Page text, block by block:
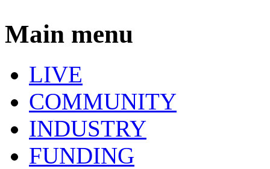
Main menu
LIVE
COMMUNITY
INDUSTRY
FUNDING